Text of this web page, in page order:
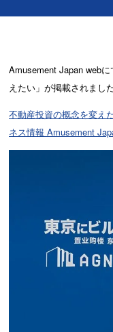
Amusement Japan web
えたい」が掲載されました
不動産投資の概念を変え
ネス情報 Amusement